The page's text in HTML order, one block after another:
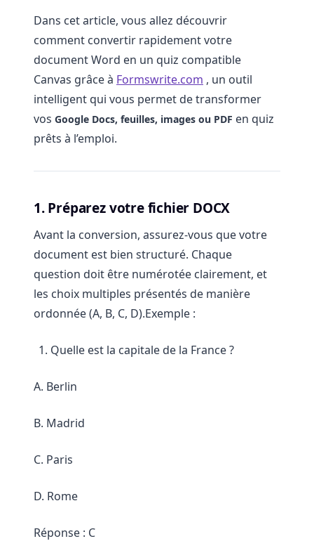
Dans cet article, vous allez découvrir
comment convertir rapidement votre
document Word en un quiz compatible
Canvas grâce à Formswrite.com , un outil
intelligent qui vous permet de transformer
vos Google Docs, feuilles, images ou PDF en quiz
prêts à l’emploi.
1. Préparez votre fichier DOCX
Avant la conversion, assurez-vous que votre
document est bien structuré. Chaque
question doit être numérotée clairement, et
les choix multiples présentés de manière
ordonnée (A, B, C, D).Exemple :
Quelle est la capitale de la France ?
A. Berlin
B. Madrid
C. Paris
D. Rome
Réponse : C